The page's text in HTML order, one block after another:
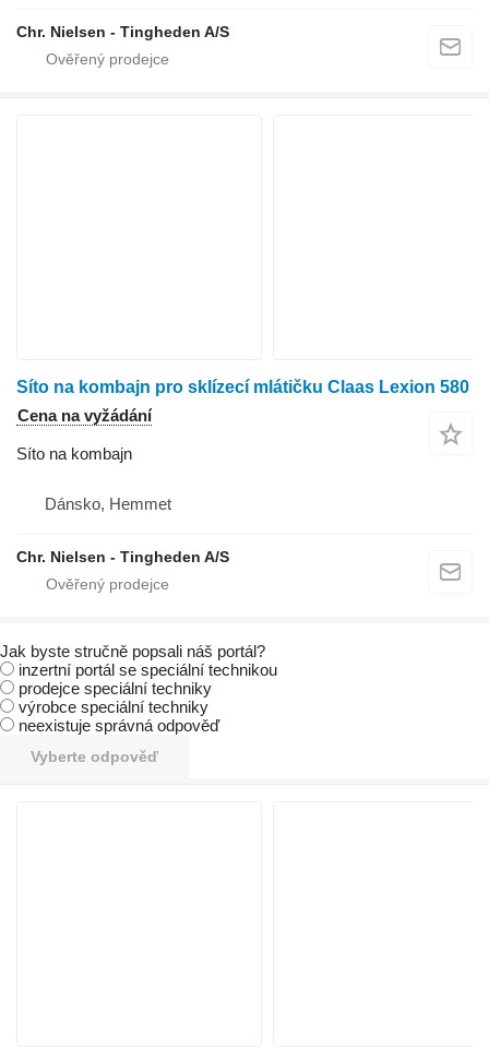
Chr. Nielsen - Tingheden A/S
Síto na kombajn pro sklízecí mlátičku Claas Lexion 580
Cena na vyžádání
Síto na kombajn
Dánsko, Hemmet
Chr. Nielsen - Tingheden A/S
Jak byste stručně popsali náš portál?
inzertní portál se speciální technikou
prodejce speciální techniky
výrobce speciální techniky
neexistuje správná odpověď
Vyberte odpověď